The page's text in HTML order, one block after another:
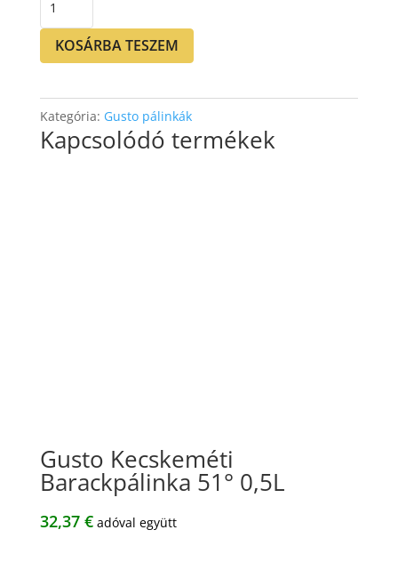
Szilvapálinka
51°
mennyiség
KOSÁRBA TESZEM
Kategória: Gusto pálinkák
Kapcsolódó termékek
Gusto Kecskeméti
Barackpálinka 51° 0,5L
32,37 € adóval együtt